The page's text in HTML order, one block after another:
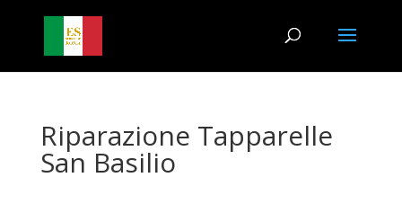
Riparazione Tapparelle
San Basilio